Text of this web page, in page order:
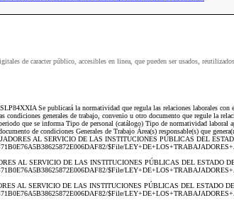
de caracter público, accesibles en linea, que pueden ser usados,
Se publicará la normatividad que regula las relaciones laborales
generales de trabajo, convenio u otro documento que regule la
que se informa Tipo de personal (catálogo) Tipo de normatividad
de condiciones Generales de Trabajo Área(s) responsable(s) que
AL SERVICIO DE LAS INSTITUCIONES PÚBLICAS DEL
$File/
AL SERVICIO DE LAS INSTITUCIONES PÚBLICAS DEL ESTADO
$File/
AL SERVICIO DE LAS INSTITUCIONES PÚBLICAS DEL ESTADO
$File/